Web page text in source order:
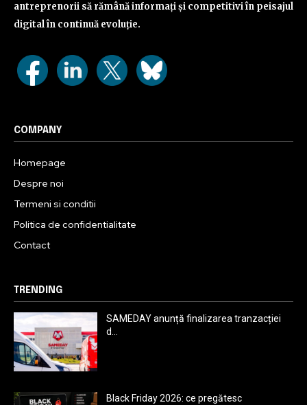
antreprenorii să rămână informați și competitivi în peisajul
digital în continuă evoluție.
COMPANY
Homepage
Despre noi
Termeni si conditii
Politica de confidentialitate
Contact
TRENDING
SAMEDAY anunță finalizarea tranzacției
d...
Black Friday 2026: ce pregătesc